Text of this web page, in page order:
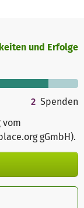
und Erfolge
2 Spenden
vom
gGmbH).